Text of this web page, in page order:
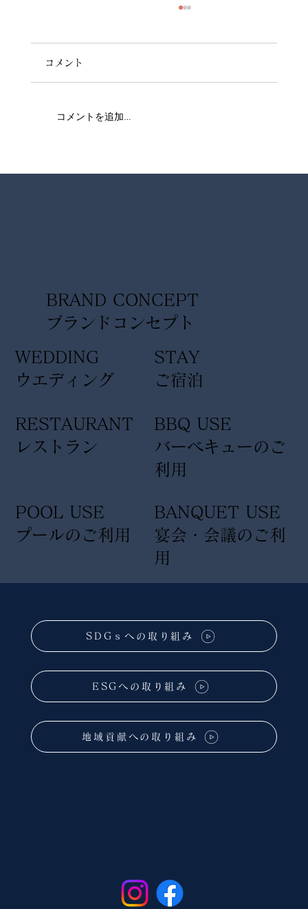
【夏限定】浜名湖の絶景と楽しむ「体験
コメント
コメントを追加…
WEDDING
ウエディング
BBQ USE
バーベキューのご
利用
STAY
ご宿泊
RESTAURANT
レストラン
プールのご利用
POOL USE
宴会・会議のご利
用
BANQUET USE
BRAND CONCEPT
​ブランドコンセプト
SDGｓへの取り組み
ESGへの取り組み
地域貢献への取り組み